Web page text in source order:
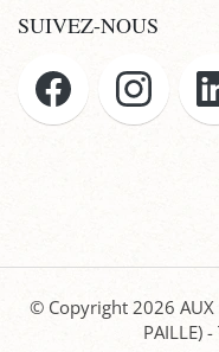
SUIVEZ-NOUS
© Copyright 2026 AUX
PAILLE) -